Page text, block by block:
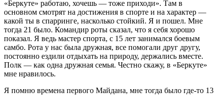
«Беркуте» работаю, хочешь — тоже приходи». Там в
основном смотрят на достижения в спорте и на характер —
какой ты в спарринге, насколько стойкий. Я и пошел. Мне
тогда 21 было. Командир роты сказал, что я себя хорошо
показал. Я ведь мастер спорта, с 15 лет занимался боевым
самбо. Рота у нас была дружная, все помогали друг другу,
постоянно ездили отдыхать на природу, держались вместе.
Полк — как одна дружная семья. Честно скажу, в «Беркуте»
мне нравилось.
Я помню времена первого Майдана, мне тогда было где-то 13